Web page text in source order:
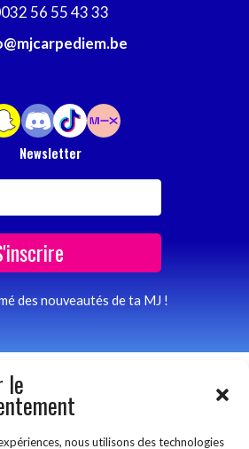
le
nous utilisons des technologies
56 55 43 33
Newsletter
des nouveautés de ta MJ !